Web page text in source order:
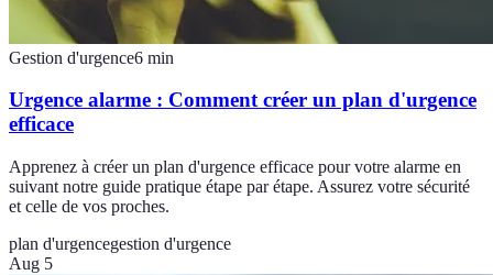
Gestion d'urgence6 min
Urgence alarme : Comment créer un plan d'urgence
efficace
Apprenez à créer un plan d'urgence efficace pour votre alarme en
suivant notre guide pratique étape par étape. Assurez votre sécurité
et celle de vos proches.
plan d'urgencegestion d'urgence
Aug 5